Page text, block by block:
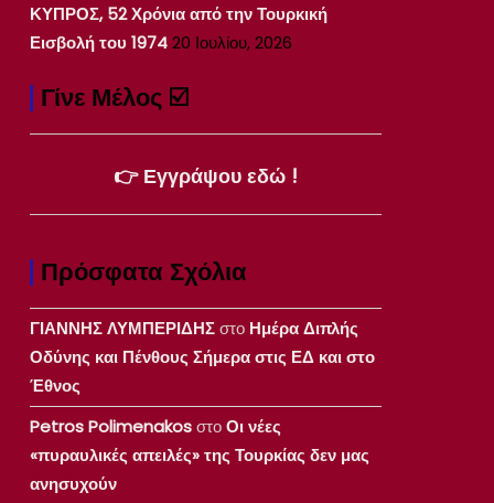
ΚΥΠΡΟΣ, 52 Χρόνια από την Τουρκική
Εισβολή του 197420 Ιουλίου, 2026
Γίνε Μέλος ☑️
👉 Εγγράψου εδώ !
Πρόσφατα Σχόλια
ΓΙΑΝΝΗΣ ΛΥΜΠΕΡΙΔΗΣστο Ημέρα Διπλής
Οδύνης και Πένθους Σήμερα στις ΕΔ και στο
Έθνος
Petros PolimenakosστοΟι νέες
«πυραυλικές απειλές» της Τουρκίας δεν μας
ανησυχούν